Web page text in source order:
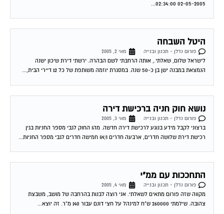
02-05-2005 02:34:00...
היטל השבחה
פורום נדלן - תכנון ובנייה
מאי 2, 2005
לישראל שלום, שאלתי., אותה הרחבתי לשם הבהרה. ירשתי דירת שיכון ישנה
הנמצאת במבנה ישן בן כ-50 שנה. במסגרת יוזמה משותפת של כל 12 דיירי הבית,...
נושא חוק חניה ברכישת דירה
פורום נדלן - תכנון ובנייה
מאי 3, 2005
ברצוני לקבל מידע בנוגע לרכישת דירה חדשה. מהו החוק לגבי מספר החניות בגין
רכישת דירת שלושה חדרים, ארבעה חדרים ו/או חמישה חדרים לגבי מספר החניות...
התחככות עם ממ"י
פורום נדלן - תכנון ובנייה
מאי 4, 2005
מקווה שזה פורום מתאים לשאלתי. אני רוצה לבנות בהרחבה של מושב, משבצת
צהובה. שילמתי 260000 ש"ח למינהל על חצי דונם עבור 140 מ"ר. זה יוצא...